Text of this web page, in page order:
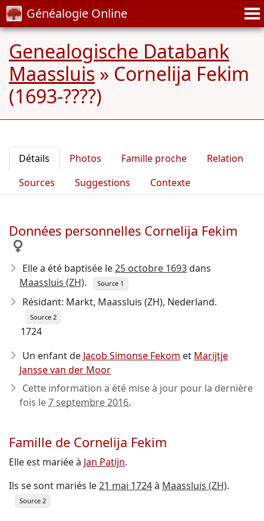
Généalogie Online
Genealogische Databank
Maassluis » Cornelija Fekim
(1693-????)
Détails Photos Famille proche
Relation
Sources
Suggestions Contexte
Données personnelles Cornelija Fekim
Elle a été baptisée le25 octobre 1693dans
Maassluis (ZH). Source 1
Résidant: Markt, Maassluis (ZH), Nederland.
Source 2
1724
Un enfant de Jacob Simonse Fekom et Marijtje
Jansse van der Moor
Cette information a été mise à jour pour la dernière
fois le7 septembre 2016.
Famille de Cornelija Fekim
Elle est mariée à Jan Patijn.
Ils se sont mariés le21 mai 1724à Maassluis (ZH).
Source 2